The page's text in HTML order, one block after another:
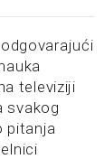
televiziji
svakog
pitanja